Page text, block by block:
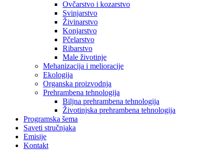
Ovčarstvo i kozarstvo
Svinjarstvo
Živinarstvo
Konjarstvo
Pčelarstvo
Ribarstvo
Male životinje
Mehanizacija i melioracije
Ekologija
Organska proizvodnja
Prehrambena tehnologija
Biljna prehrambena tehnologija
Životinjska prehrambena tehnologija
Programska šema
Saveti stručnjaka
Emisije
Kontakt